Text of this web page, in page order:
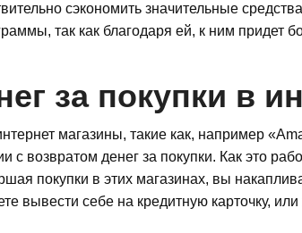
сэкономить значительные
так как благодаря ей, к ним придет
за покупки в
магазины, такие как, например
с возвратом денег за покупки. Как это
покупки в этих магазинах, вы
вывести себе на кредитную карточку, или